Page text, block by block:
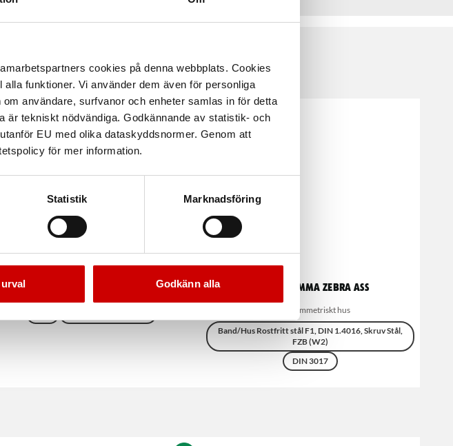
cookies på denna webbplats. Cookies
funktioner. Vi använder dem även för personliga
användare, surfvanor och enheter samlas in för detta
tekniskt nödvändiga. Godkännande av statistik- och
EU med olika dataskyddsnormer. Genom att
för mer information.
Statistik Marknadsföring
Godkänn alla Slangklämma Zebra Ass
Med asymmetriskt hus
Band/Hus Rostfritt stål F1, DIN 1.4016, Skruv Stål,
FZB (W2)
DIN 3017